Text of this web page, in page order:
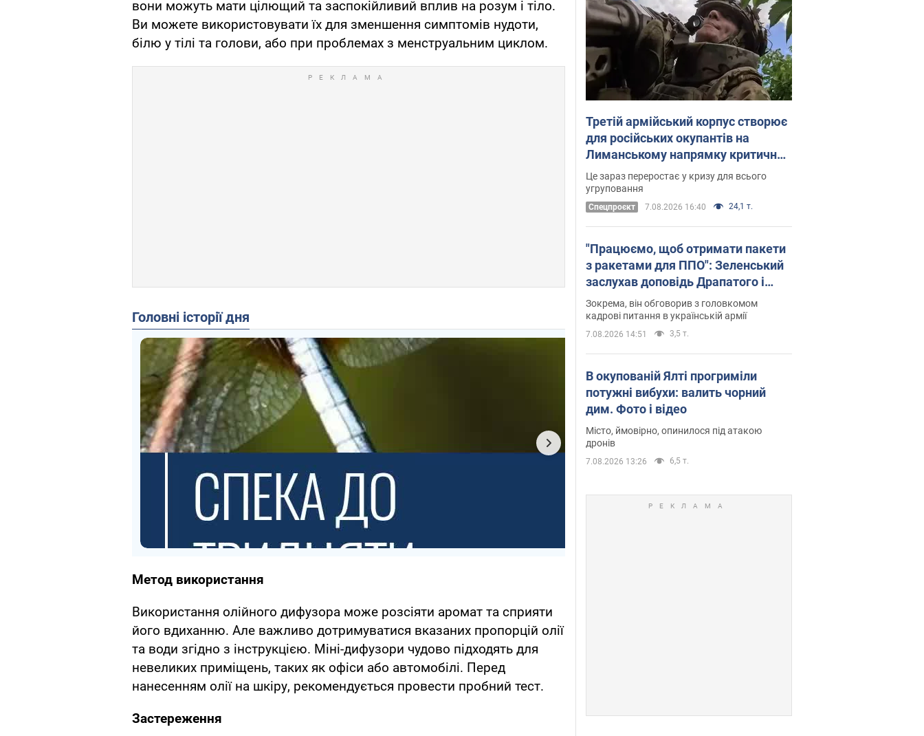
вони можуть мати цілющий та заспокійливий вплив на розум і тіло.
Ви можете використовувати їх для зменшення симптомів нудоти,
білю у тілі та голови, або при проблемах з менструальним циклом.
Головні історії дня
Метод використання
Використання олійного дифузора може розсіяти аромат та сприяти
його вдиханню. Але важливо дотримуватися вказаних пропорцій олії
та води згідно з інструкцією. Міні-дифузори чудово підходять для
невеликих приміщень, таких як офіси або автомобілі. Перед
нанесенням олії на шкіру, рекомендується провести пробний тест.
Застереження
Третій армійський корпус створює
для російських окупантів на
Лиманському напрямку критичний
дискомфорт: як це вдалося
Це зараз переростає у кризу для всього
угруповання
Cпецпроєкт 7.08.2026 16:40 24,1 т.
"Працюємо, щоб отримати пакети
з ракетами для ППО": Зеленський
заслухав доповідь Драпатого і
анонсував нові кроки
Зокрема, він обговорив з головкомом
кадрові питання в українській армії
7.08.2026 14:51 3,5 т.
В окупованій Ялті прогриміли
потужні вибухи: валить чорний
дим. Фото і відео
Місто, ймовірно, опинилося під атакою
дронів
7.08.2026 13:26 6,5 т.